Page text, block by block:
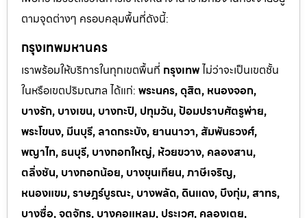
ตามจุดต่างๆ ครอบคลุมพื้นที่ดังนี้:
กรุงเทพมหานคร
เราพร้อมให้บริการในทุกเขตพื้นที่ กรุงเทพไม่ว่าจะเป็นเขตชั้น
ในหรือเขตปริมณฑล ได้แก่: พระนคร, ดุสิต, หนองจอก,
บางรัก, บางเขน, บางกะปิ, ปทุมวัน, ป้อมปราบศัตรูพ่าย,
พระโขนง, มีนบุรี, ลาดกระบัง, ยานนาวา, สัมพันธวงศ์,
พญาไท, ธนบุรี, บางกอกใหญ่, ห้วยขวาง, คลองสาน,
ตลิ่งชัน, บางกอกน้อย, บางขุนเทียน, ภาษีเจริญ,
หนองแขม, ราษฎร์บูรณะ, บางพลัด, ดินแดง, บึงกุ่ม, สาทร,
บางซื่อ, จตุจักร, บางคอแหลม, ประเวศ, คลองเตย,